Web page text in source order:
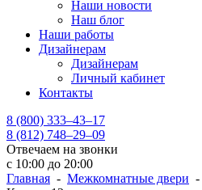
Наши новости
Наш блог
Наши работы
Дизайнерам
Дизайнерам
Личный кабинет
Контакты
8 (800) 333–43–17
8 (812) 748–29–09
Отвечаем на звонки
с 10:00 до 20:00
Главная - Межкомнатные двери -